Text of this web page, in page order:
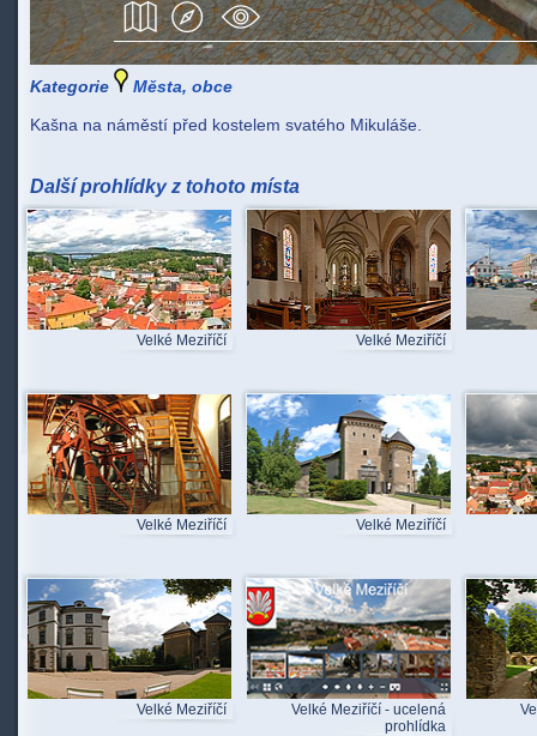
Kategorie
Města, obce
Kašna na náměstí před kostelem svatého Mikuláše.
Další prohlídky z tohoto místa
Velké Meziříčí Velké Meziříčí
Velké Meziříčí Velké Meziříčí
Velké Meziříčí
Velké Meziříčí - ucelená
prohlídka